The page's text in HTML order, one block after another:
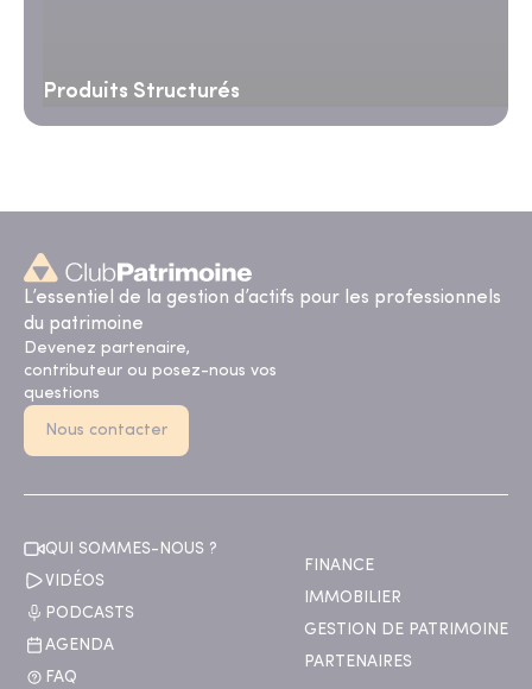
Produits Structurés
L’essentiel de la gestion d’actifs pour les professionnels
du patrimoine
Devenez partenaire,
contributeur ou posez-nous vos
questions
Nous contacter
QUI SOMMES-NOUS ?
VIDÉOS
PODCASTS
AGENDA
FAQ
FINANCE
IMMOBILIER
GESTION DE PATRIMOINE
PARTENAIRES